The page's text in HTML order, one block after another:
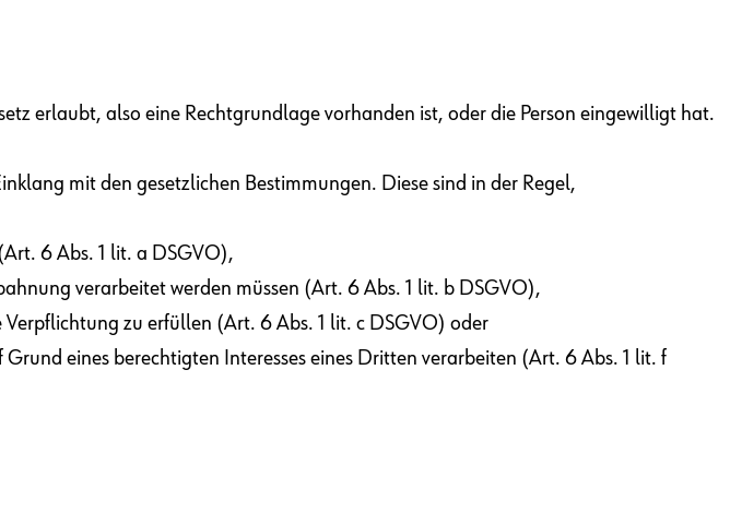
erlaubt, also eine Rechtgrundlage vorhanden ist, oder die Person eingewilligt hat.
mit den gesetzlichen Bestimmungen. Diese sind in der Regel,
6 Abs. 1 lit. a DSGVO),
verarbeitet werden müssen (Art. 6 Abs. 1 lit. b DSGVO),
zu erfüllen (Art. 6 Abs. 1 lit. c DSGVO) oder
eines berechtigten Interesses eines Dritten verarbeiten (Art. 6 Abs. 1 lit. f